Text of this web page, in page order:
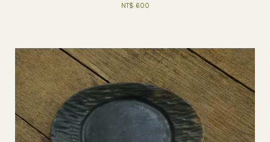
NT$ 600